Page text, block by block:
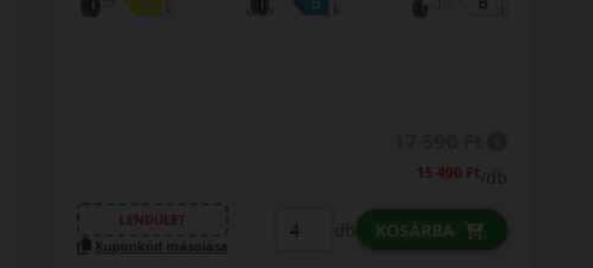
16 390 Ft/db
LENDÜLET
Kuponkód másolása
db KOSÁRBA